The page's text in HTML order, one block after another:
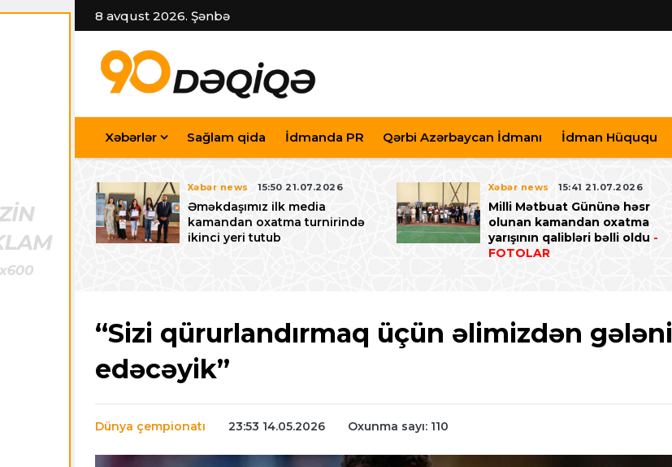
8 avqust 2026. Şənbə
Xəbərlər Sağlam qida İdmanda PR Qərbi Azərbaycan İdmanı İdman Hüququ
U-15
festivalı ilə
Xəbər news 15:50 21.07.2026
Əməkdaşımız ilk media
kamandan oxatma turnirində
ikinci yeri tutub
Xəbər news 15:41 21.07.2026
Milli Mətbuat Gününə həsr
olunan kamandan oxatma
yarışının qalibləri bəlli oldu -
FOTOLAR
“Sizi qürurlandırmaq üçün əlimizdən gələni
edəcəyik”
Dünya çempionatı 23:53 14.05.2026 Oxunma sayı: 110